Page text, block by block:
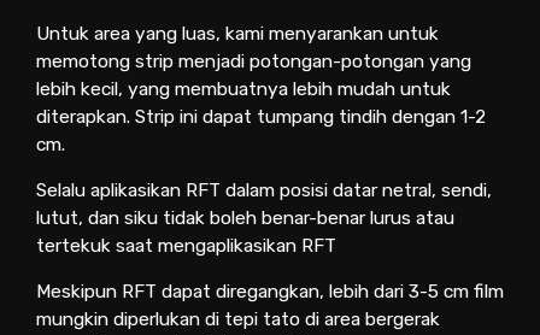
Untuk area yang luas, kami menyarankan untuk
memotong strip menjadi potongan-potongan yang
lebih kecil, yang membuatnya lebih mudah untuk
diterapkan. Strip ini dapat tumpang tindih dengan 1-2
cm.
Selalu aplikasikan RFT dalam posisi datar netral, sendi,
lutut, dan siku tidak boleh benar-benar lurus atau
tertekuk saat mengaplikasikan RFT
Meskipun RFT dapat diregangkan, lebih dari 3-5 cm film
mungkin diperlukan di tepi tato di area bergerak